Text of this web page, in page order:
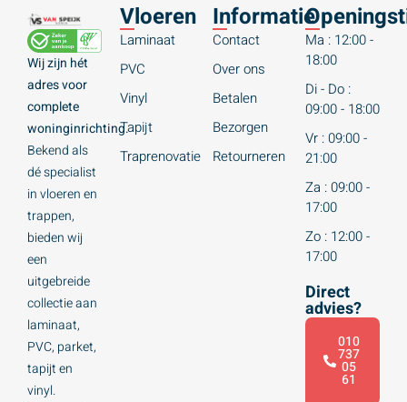
Wij zijn hét
adres voor
complete
woninginrichting.
Bekend als
dé specialist
in vloeren en
trappen,
bieden wij
een
uitgebreide
collectie aan
laminaat,
PVC, parket,
tapijt en
vinyl.
Vloeren
Laminaat
PVC
Vinyl
Tapijt
Traprenovatie
Informatie
Contact
Over ons
Betalen
Bezorgen
Retourneren
Ma : 12:00 -
18:00
Di - Do :
09:00 - 18:00
Vr : 09:00 -
21:00
Za : 09:00 -
17:00
Zo : 12:00 -
17:00
Direct
advies?
010
737
05
61